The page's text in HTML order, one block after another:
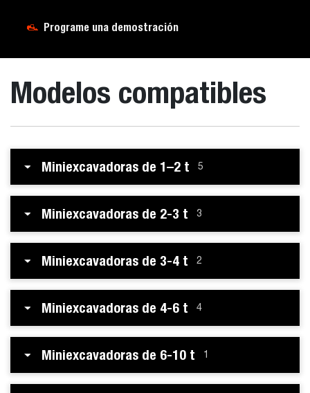
Programe una demostración
Modelos compatibles
Miniexcavadoras de 1–2 t 5
Miniexcavadoras de 2-3 t 3
Miniexcavadoras de 3-4 t 2
Miniexcavadoras de 4-6 t 4
Miniexcavadoras de 6-10 t 1